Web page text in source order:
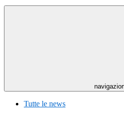
Tutte le news